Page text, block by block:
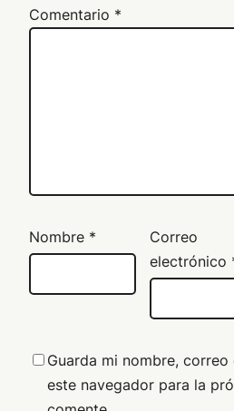
Comentario *
Nombre *
Correo
electrónico
Guarda mi nombre,
este navegador para la